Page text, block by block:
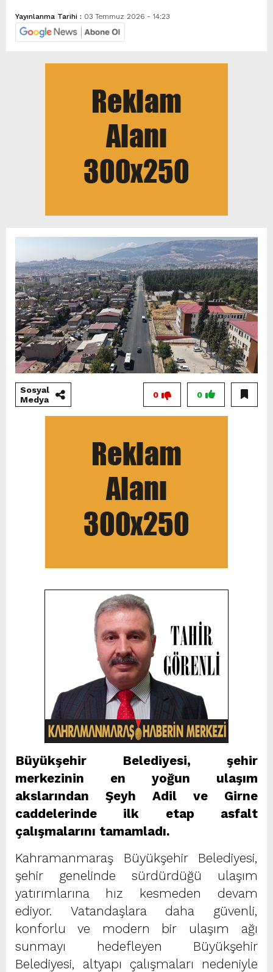
Yayınlanma Tarihi : 03 Temmuz 2026 - 14:23
Sosyal
Medya
0
0
Büyükşehir Belediyesi, şehir
merkezinin en yoğun ulaşım
akslarından Şeyh Adil ve Girne
caddelerinde ilk etap asfalt
çalışmalarını tamamladı.
Kahramanmaraş Büyükşehir Belediyesi,
şehir genelinde sürdürdüğü ulaşım
yatırımlarına hız kesmeden devam
ediyor. Vatandaşlara daha güvenli,
konforlu ve modern bir ulaşım ağı
sunmayı hedefleyen Büyükşehir
Belediyesi, altyapı çalışmaları nedeniyle